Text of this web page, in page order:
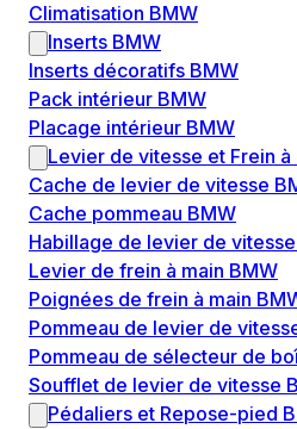
Climatisation BMW
Inserts BMW
Inserts décoratifs BMW
Pack intérieur BMW
Placage intérieur BMW
Levier de vitesse et Frein à
Cache de levier de vitesse
Cache pommeau BMW
Habillage de levier de
Levier de frein à main BMW
Poignées de frein à main
Pommeau de levier de
Pommeau de sélecteur de
Soufflet de levier de vitesse
Pédaliers et Repose-pied